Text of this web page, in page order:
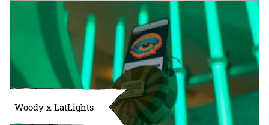
Woody x LatLights